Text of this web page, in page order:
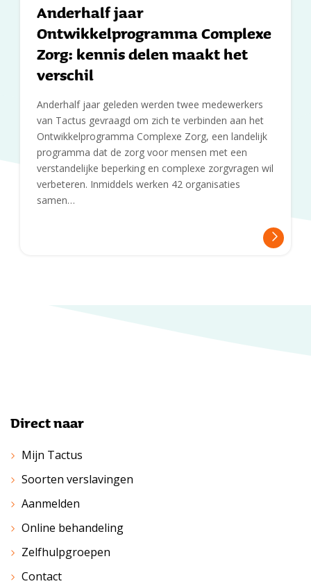
Anderhalf jaar
Ontwikkelprogramma Complexe
Zorg: kennis delen maakt het
verschil
Anderhalf jaar geleden werden twee medewerkers
van Tactus gevraagd om zich te verbinden aan het
Ontwikkelprogramma Complexe Zorg, een landelijk
programma dat de zorg voor mensen met een
verstandelijke beperking en complexe zorgvragen wil
verbeteren. Inmiddels werken 42 organisaties
samen…
Direct naar
Mijn Tactus
Soorten verslavingen
Aanmelden
Online behandeling
Zelfhulpgroepen
Contact